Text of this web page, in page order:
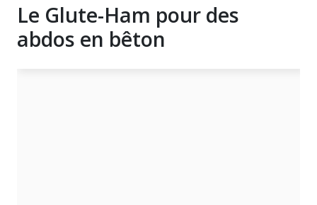
Le Glute-Ham pour des
abdos en bêton